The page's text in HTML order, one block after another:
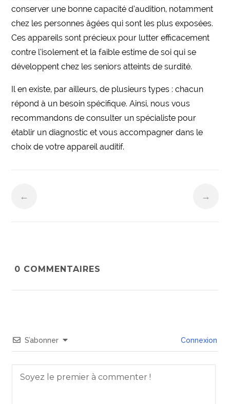
conserver une bonne capacité d’audition, notamment
chez les personnes âgées qui sont les plus exposées.
Ces appareils sont précieux pour lutter efficacement
contre l’isolement et la faible estime de soi qui se
développent chez les seniors atteints de surdité.
Il en existe, par ailleurs, de plusieurs types : chacun
répond à un besoin spécifique. Ainsi, nous vous
recommandons de consulter un spécialiste pour
établir un diagnostic et vous accompagner dans le
choix de votre appareil auditif.
← →
S’abonner Connexion
0 COMMENTAIRES